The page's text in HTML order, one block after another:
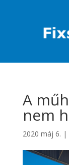
A
nem
2020 máj 6. |